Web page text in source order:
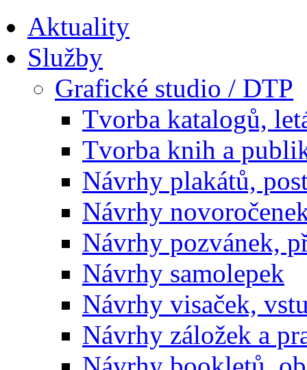
Aktuality
Služby
Grafické studio / DTP
Tvorba katalogů,
Tvorba knih a
Návrhy plakátů,
Návrhy
Návrhy pozvánek,
Návrhy samolepek
Návrhy visaček,
Návrhy záložek a